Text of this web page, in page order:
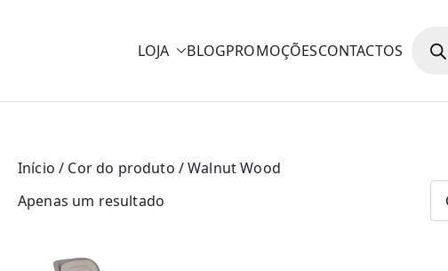
LOJA BLOGPROMOÇÕESCONTACTOS search
Início / Cor do produto / Walnut Wood
Apenas um resultado